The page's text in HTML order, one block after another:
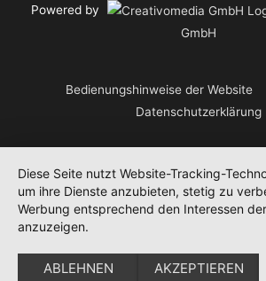
Powered by
GmbH
Bedienungshinweise der Website
Datenschutzerklärung
Diese Seite nutzt Website-Tracking-
um ihre Dienste anzubieten, stetig zu
Werbung entsprechend den Interessen
anzuzeigen.
ABLEHNEN AKZEPTIEREN